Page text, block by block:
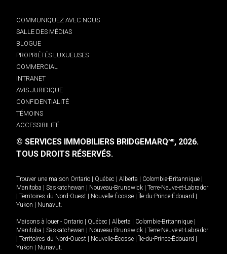
COMMUNIQUEZ AVEC NOUS
SALLE DES MÉDIAS
BLOGUE
PROPRIÉTÉS LUXUEUSES
COMMERCIAL
INTRANET
AVIS JURIDIQUE
CONFIDENTIALITÉ
TÉMOINS
ACCESSIBILITÉ
© SERVICES IMMOBILIERS BRIDGEMARQMD, 2026.
TOUS DROITS RÉSERVÉS.
Trouver une maison Ontario Québec Alberta Colombie-Britannique
Manitoba
Saskatchewan Nouveau-Brunswick
Terre-Neuve-et-Labrador
Territoires du Nord-Ouest Nouvelle-Écosse Île-du-Prince-Édouard
Yukon
Nunavut.
Maisons à louer - Ontario Québec Alberta Colombie-Britannique
Manitoba
Saskatchewan Nouveau-Brunswick
Terre-Neuve-et-Labrador
Territoires du Nord-Ouest Nouvelle-Écosse Île-du-Prince-Édouard
Yukon
Nunavut.